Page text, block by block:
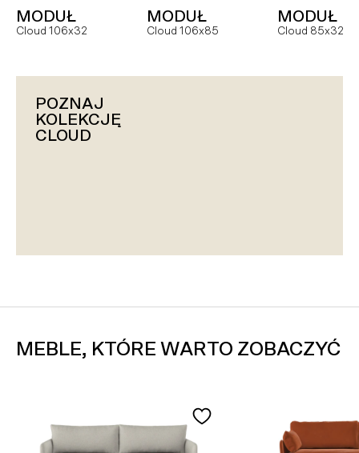
MODUŁ
Cloud 106x32
MODUŁ
Cloud 106x85
MODUŁ
Cloud 85x32
POZNAJ
KOLEKCJĘ
CLOUD
FOTEL
Slay
MODUŁ
Slay MC
MODUŁ
Slay ML
MEBLE, KTÓRE WARTO ZOBACZYĆ